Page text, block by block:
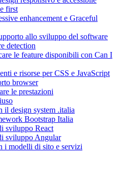
first
enhancement e Graceful
allo sviluppo del software
detection
le feature disponibili con Can I
e risorse per CSS e JavaScript
browser
le prestazioni
il design system .italia
Bootstrap Italia
sviluppo React
sviluppo Angular
i modelli di sito e servizi